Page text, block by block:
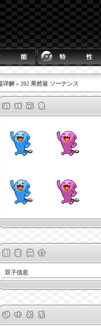
详解 » 202 果然翁 ソーナンス
双子信息